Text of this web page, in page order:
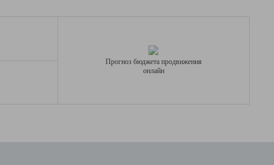
Прогноз бюджета продвижения
онлайн